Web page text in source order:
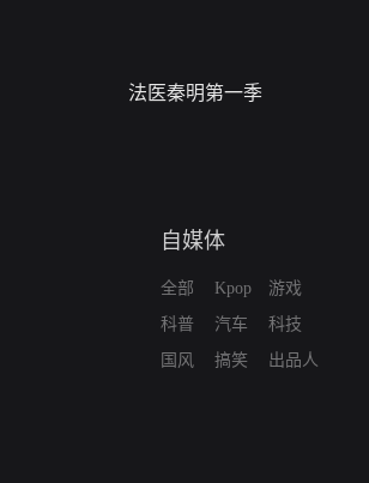
法医秦明第一季
自媒体
全部
科普
国风
Kpop
汽车
搞笑
游戏
科技
出品人